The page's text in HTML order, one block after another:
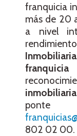
franquicia
más de 20
a nivel
franquicia
inmobiliaria
802 02 00.